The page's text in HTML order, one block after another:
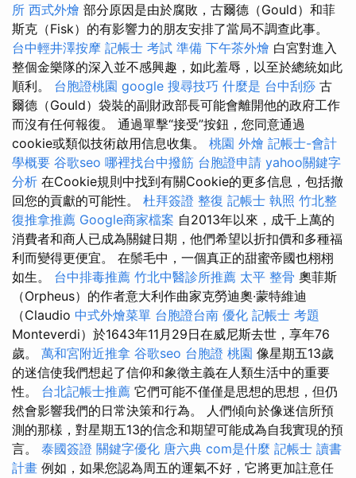
所 西式外燴 部分原因是由於腐敗，古爾德（Gould）和菲
斯克（Fisk）的有影響力的朋友安排了當局不調查此事。
台中輕井澤按摩 記帳士 考試 準備 下午茶外燴 白宮對進入
整個金樂隊的深入並不感興趣，如此羞辱，以至於總統如此
順利。 台胞證桃園 google 搜尋技巧 什麼是 台中刮痧 古
爾德（Gould）袋裝的副財政部長可能會離開他的政府工作
而沒有任何報復。 通過單擊“接受”按鈕，您同意通過
cookie或類似技術啟用信息收集。 桃園 外燴 記帳士-會計
學概要 谷歌seo 哪裡找台中撥筋 台胞證申請 yahoo關鍵字
分析 在Cookie規則中找到有關Cookie的更多信息，包括撤
回您的貢獻的可能性。 杜拜簽證 整復 記帳士 執照 竹北整
復推拿推薦 Google商家檔案 自2013年以來，成千上萬的
消費者和商人已成為關鍵日期，他們希望以折扣價和多種福
利而變得更便宜。 在鬃毛中，一個真正的甜蜜帝國也栩栩
如生。 台中排毒推薦 竹北中醫診所推薦 太平 整骨 奧菲斯
（Orpheus）的作者意大利作曲家克勞迪奧·蒙特維迪
（Claudio 中式外燴菜單 台胞證台南 優化 記帳士 考題
Monteverdi）於1643年11月29日在威尼斯去世，享年76
歲。 萬和宮附近推拿 谷歌seo 台胞證 桃園 像星期五13歲
的迷信使我們想起了信仰和象徵主義在人類生活中的重要
性。 台北記帳士推薦 它們可能不僅僅是思想的思想，但仍
然會影響我們的日常決策和行為。 人們傾向於像迷信所預
測的那樣，對星期五13的信念和期望可能成為自我實現的預
言。 泰國簽證 關鍵字優化 唐六典 com是什麼 記帳士 讀書
計畫 例如，如果您認為周五的運氣不好，它將更加註意任